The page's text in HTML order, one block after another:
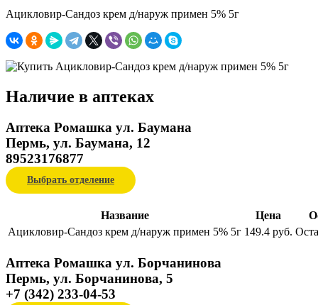
Ацикловир-Сандоз крем д/наруж примен 5% 5г
Наличие в аптеках
Аптека Ромашка ул. Баумана
Пермь, ул. Баумана, 12
89523176877
Выбрать отделение
Название Цена
Ацикловир-Сандоз крем д/наруж примен 5% 5г 149.4 руб.
Аптека Ромашка ул. Борчанинова
Пермь, ул. Борчанинова, 5
+7 (342) 233-04-53